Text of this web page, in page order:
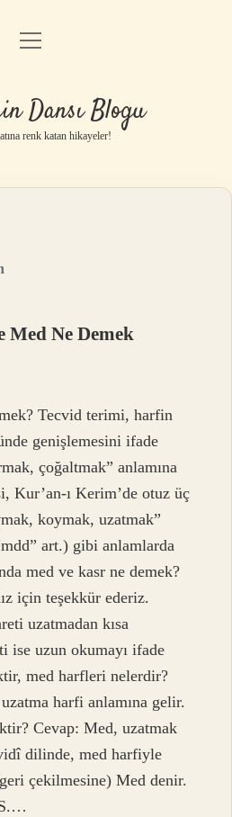
Anasayfa
Uyarı
menüyü
Dansı Blogu
renk katan hikayeler!
Med Ne Demek
Tecvid terimi, harfin
genişlemesini ifade
çoğaltmak” anlamına
Kur’an-ı Kerim’de otuz üç
koymak, uzatmak”
art.) gibi anlamlarda
med ve kasr ne demek?
için teşekkür ederiz.
uzatmadan kısa
ise uzun okumayı ifade
med harfleri nelerdir?
harfi anlamına gelir.
Cevap: Med, uzatmak
dilinde, med harfiyle
çekilmesine) Med denir.